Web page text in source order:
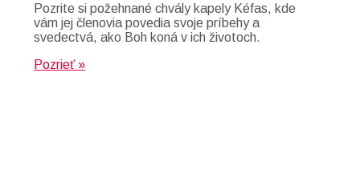
Pozrite si požehnané chvály kapely Kéfas, kde
vám jej členovia povedia svoje príbehy a
svedectvá, ako Boh koná v ich životoch.
Pozrieť »